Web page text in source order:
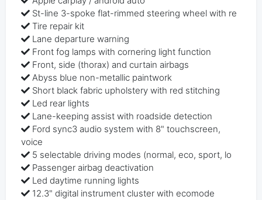
St-line 3-spoke flat-rimmed steering wheel with re
Tire repair kit
Lane departure warning
Front fog lamps with cornering light function
Front, side (thorax) and curtain airbags
Abyss blue non-metallic paintwork
Short black fabric upholstery with red stitching
Led rear lights
Lane-keeping assist with roadside detection
Ford sync3 audio system with 8" touchscreen,
voice
5 selectable driving modes (normal, eco, sport, lo
Passenger airbag deactivation
Led daytime running lights
12.3" digital instrument cluster with ecomode